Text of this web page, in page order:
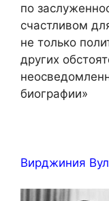
по
счастливом
не только
других
биографии»
Вирджиния